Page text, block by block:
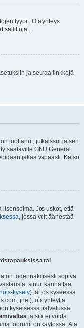
tyypit. Ota yhteys
sallittuja..
ja seuraa linkkejä
tuottanut, julkaissut ja sen
saataville GNU General
jakaa vapaasti. Katso
lisensoima. Jos uskot, että
, jossa voit äänestää
tai
on todennäköisesti sopiva
sinun kannattaa
kysely) tai jos kyseessä
jne.), ota yhteyttä
kyseisessä palvelussa.
ja sitä ei voida
foorumi on käytössä. Älä